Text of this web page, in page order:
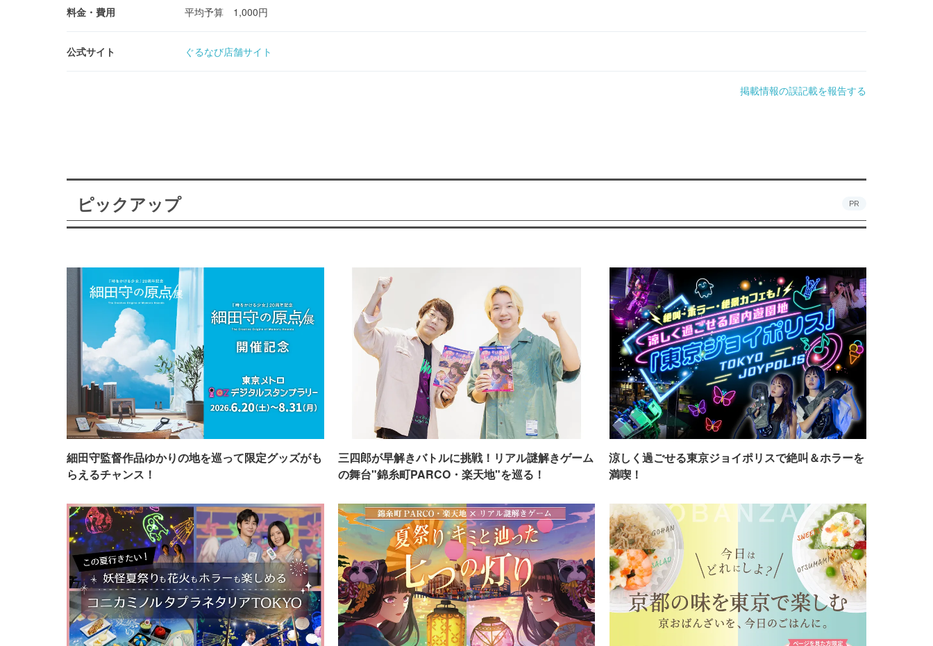
料金・費用 平均予算 1,000円
公式サイト ぐるなび店舗サイト
掲載情報の誤記載を報告する
ピックアップ PR
細田守監督作品ゆかりの地を巡って限定グッズがも
らえるチャンス！
三四郎が早解きバトルに挑戦！リアル謎解きゲーム
の舞台"錦糸町PARCO・楽天地"を巡る！
涼しく過ごせる東京ジョイポリスで絶叫＆ホラーを
満喫！